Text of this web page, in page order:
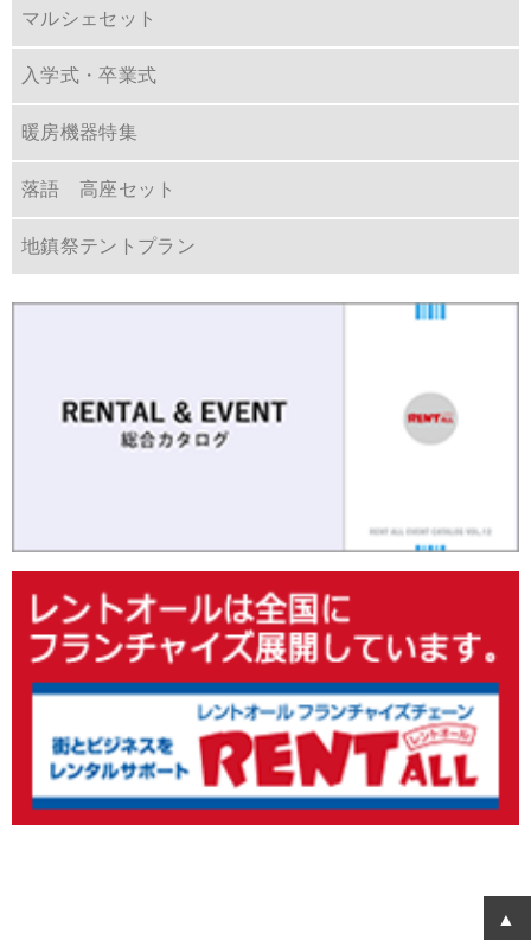
マルシェセット
入学式・卒業式
暖房機器特集
落語 高座セット
地鎮祭テントプラン